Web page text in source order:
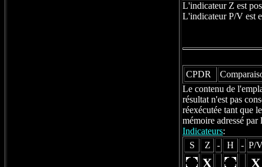
L'indicateur Z est
L'indicateur P/V est
CPDR
Le contenu de
résultat n'est pas
réexécutée tant que
mémoire adressé
Indicateurs:
S
Z - H - P/
X X